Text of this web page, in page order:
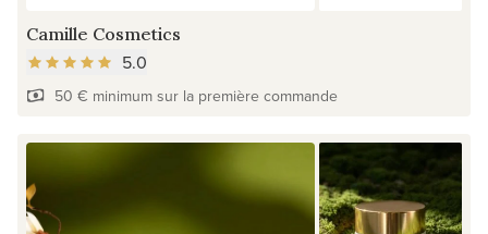
Camille Cosmetics
5.0
50 € minimum sur la première commande